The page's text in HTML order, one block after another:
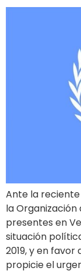
Ante la
la Organización
presentes en
situación
2019, y en
propicie el